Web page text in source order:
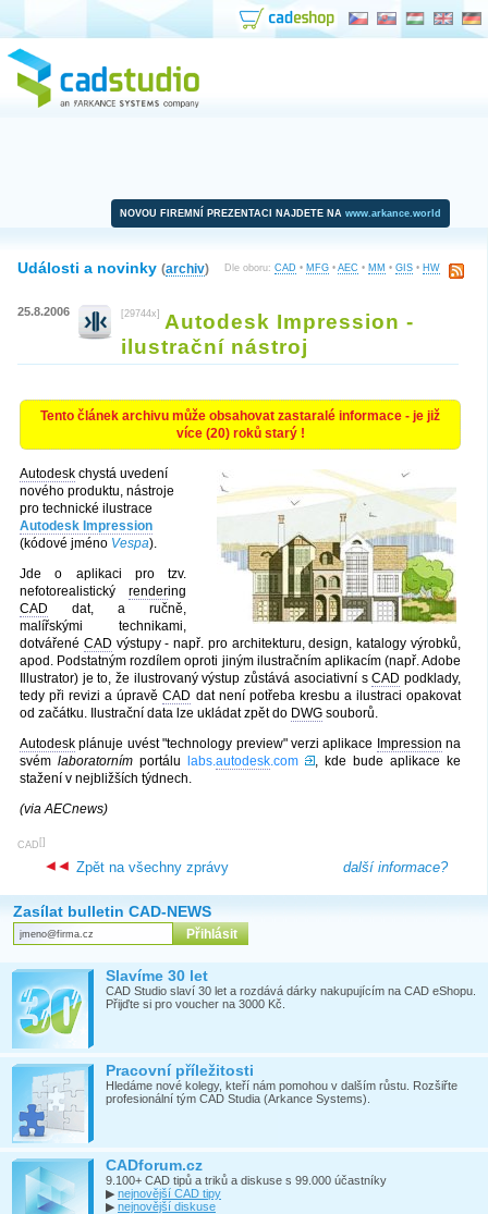
NOVOU FIREMNÍ PREZENTACI NAJDETE NA www.arkance.world
Dle oboru: CAD • MFG • AEC • MM • GIS • HW
Události a novinky (archiv)
25.8.2006 [29744x]
Autodesk Impression -
ilustrační nástroj
Tento článek archivu může obsahovat zastaralé informace - je již
více (20) roků starý !
Autodesk chystá uvedení
nového produktu, nástroje
pro technické ilustrace
Autodesk Impression
(kódové jméno Vespa).
Jde o aplikaci pro tzv.
nefotorealistický rendering
CAD dat, a ručně,
malířskými technikami,
dotvářené CAD výstupy - např. pro architekturu, design, katalogy výrobků,
apod. Podstatným rozdílem oproti jiným ilustračním aplikacím (např. Adobe
Illustrator) je to, že ilustrovaný výstup zůstává asociativní sCAD podklady,
tedy při revizi a úpravěCAD dat není potřeba kresbu a ilustraci opakovat
od začátku. Ilustrační data lze ukládat zpět do DWG souborů.
Autodesk plánuje uvést "technology preview" verzi aplikace Impression na
svém laboratorním portálu labs.autodesk.com
, kde bude aplikace ke
stažení v nejbližších týdnech.
(via AECnews)
[
CAD ]
další informace?
Zpět na všechny zprávy
Zasílat bulletin CAD-NEWS
Slavíme 30 let
CAD Studio slaví 30 let a rozdává dárky nakupujícím na CAD eShopu.
Přijďte si pro voucher na 3000 Kč.
Pracovní příležitosti
Hledáme nové kolegy, kteří nám pomohou v dalším růstu. Rozšiřte
profesionální tým CAD Studia (Arkance Systems).
CADforum.cz
9.100+ CAD tipů a triků a diskuse s 99.000 účastníky
▶ nejnovější CAD tipy
▶ nejnovější diskuse